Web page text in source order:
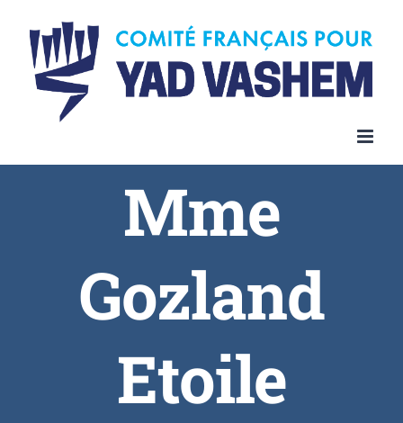
content
Mme
Gozland
Etoile